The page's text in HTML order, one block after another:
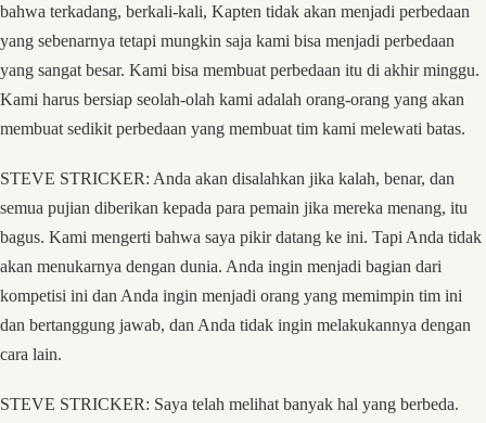
bahwa terkadang, berkali-kali, Kapten tidak akan menjadi perbedaan
yang sebenarnya tetapi mungkin saja kami bisa menjadi perbedaan
yang sangat besar. Kami bisa membuat perbedaan itu di akhir minggu.
Kami harus bersiap seolah-olah kami adalah orang-orang yang akan
membuat sedikit perbedaan yang membuat tim kami melewati batas.
STEVE STRICKER: Anda akan disalahkan jika kalah, benar, dan
semua pujian diberikan kepada para pemain jika mereka menang, itu
bagus. Kami mengerti bahwa saya pikir datang ke ini. Tapi Anda tidak
akan menukarnya dengan dunia. Anda ingin menjadi bagian dari
kompetisi ini dan Anda ingin menjadi orang yang memimpin tim ini
dan bertanggung jawab, dan Anda tidak ingin melakukannya dengan
cara lain.
STEVE STRICKER: Saya telah melihat banyak hal yang berbeda.